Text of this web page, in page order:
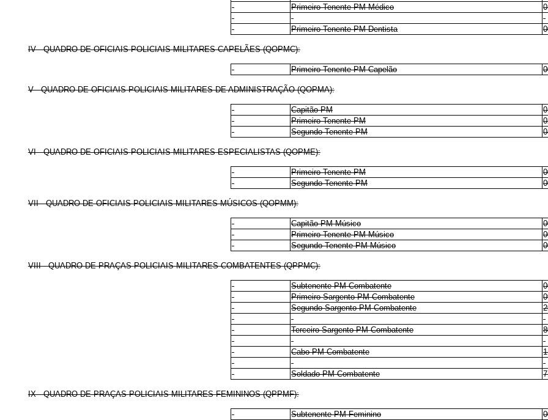
Primeiro-Tenente PM Médico
Primeiro-Tenente PM Dentista
IV - QUADRO DE OFICIAISPOLICIAIS-MILITARES CAPELÃES (QOPMC):
Primeiro-Tenente PM Capelão
V - QUADRO DE OFICIAIS POLICIAIS-MILITARESDE ADMINISTRAÇÃO (QOPMA):
Capitão PM
Primeiro-Tenente PM
Segundo-Tenente PM
VI - QUADRO DE OFICIAISPOLICIAIS-MILITARES ESPECIALISTAS (QOPME):
Primeiro-Tenente PM
Segundo-Tenente PM
VII - QUADRO DE OFICIAISPOLICIAIS-MILITARES MÚSICOS (QOPMM):
Capitão PM Músico
Primeiro-Tenente PM Músico
Segundo-Tenente PM Músico
VIII - QUADRO DE PRAÇASPOLICIAIS-MILITARES COMBATENTES (QPPMC):
Subtenente PM Combatente
Primeiro-Sargento PM Combatente
Segundo-Sargento PM Combatente
Terceiro-Sargento PM Combatente
Cabo PM Combatente
Soldado PM Combatente
IX - QUADRO DE PRAÇASPOLICIAIS-MILITARES FEMININOS (QPPMF):
Subtenente PM Feminino